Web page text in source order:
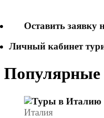
Оставить заявку
Личный кабинет
Популярные
Италия